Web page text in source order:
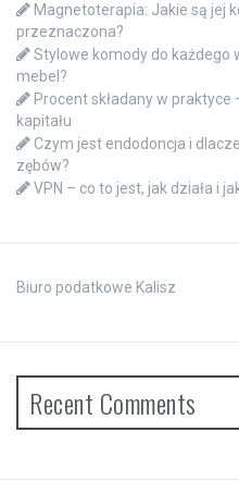
Magnetoterapia: Jakie są jej
przeznaczona?
Stylowe komody do każdego
mebel?
Procent składany w
kapitału
Czym jest endodoncja i
zębów?
VPN – co to jest, jak działa i
Biuro podatkowe Kalisz
Recent Comments